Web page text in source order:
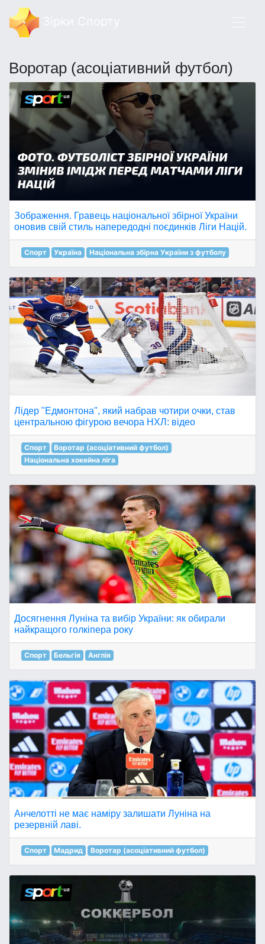
Воротар (асоціативний футбол)
Зображення. Гравець національної збірної України
оновив свій стиль напередодні поєдинків Ліги Націй.
Спорт Україна Національна збірна України з футболу
Лідер "Едмонтона", який набрав чотири очки, став
центральною фігурою вечора НХЛ: відео
Спорт
Воротар (асоціативний футбол)
Національна хокейна ліга
Досягнення Луніна та вибір України: як обирали
найкращого голкіпера року
Спорт Бельгія Англія
Анчелотті не має наміру залишати Луніна на
резервній лаві.
Спорт Мадрид Воротар (асоціативний футбол)